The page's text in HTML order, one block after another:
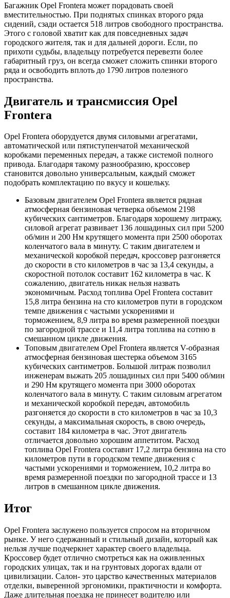
Багажник Opel Frontera может порадовать своей
вместительностью. При поднятых спинках второго ряда
сидений, сзади остается 518 литров свободного пространства.
Этого с головой хватит как для повседневных задач
городского жителя, так и для дальней дороги. Если, по
прихоти судьбы, владельцу потребуется перевезти более
габаритный груз, он всегда сможет сложить спинки второго
ряда и освободить вплоть до 1790 литров полезного
пространства.
Двигатель и трансмиссия Opel
Frontera
Opel Frontera оборудуется двумя силовыми агрегатами,
автоматической или пятиступенчатой механической
коробками переменных передач, а также системой полного
привода. Благодаря такому разнообразию, кроссовер
становится довольно универсальным, каждый сможет
подобрать комплектацию по вкусу и кошельку.
Базовым двигателем Opel Frontera является рядная
атмосферная бензиновая четверка объемом 2198
кубических сантиметров. Благодаря хорошему литражу,
силовой агрегат развивает 136 лошадиных сил при 5200
об/мин и 200 Нм крутящего момента при 2500 оборотах
коленчатого вала в минуту. С таким двигателем и
механической коробкой передач, кроссовер разгоняется
до скорости в сто километров в час за 13,4 секунды, а
скоростной потолок составит 162 километра в час. К
сожалению, двигатель никак нельзя назвать
экономичным. Расход топлива Opel Frontera составит
15,8 литра бензина на сто километров пути в городском
темпе движения с частыми ускорениями и
торможением, 8,9 литра во время размеренной поездки
по загородной трассе и 11,4 литра топлива на сотню в
смешанном цикле движения.
Топовым двигателем Opel Frontera является V-образная
атмосферная бензиновая шестерка объемом 3165
кубических сантиметров. Большой литраж позволил
инженерам выжать 205 лошадиных сил при 5400 об/мин
и 290 Нм крутящего момента при 3000 оборотах
коленчатого вала в минуту. С таким силовым агрегатом
и механической коробкой передач, автомобиль
разгоняется до скорости в сто километров в час за 10,3
секунды, а максимальная скорость, в свою очередь,
составит 184 километра в час. Этот двигатель
отличается довольно хорошим аппетитом. Расход
топлива Opel Frontera составит 17,2 литра бензина на сто
километров пути в городском темпе движения с
частыми ускорениями и торможением, 10,2 литра во
время размеренной поездки по загородной трассе и 13
литров в смешанном цикле движения.
Итог
Opel Frontera заслужено пользуется спросом на вторичном
рынке. У него сдержанный и стильный дизайн, который как
нельзя лучше подчеркнет характер своего владельца.
Кроссовер будет отлично смотреться как на оживленных
городских улицах, так и на грунтовых дорогах вдали от
цивилизации. Салон- это царство качественных материалов
отделки, выверенной эргономики, практичности и комфорта.
Даже длительная поездка не принесет водителю или